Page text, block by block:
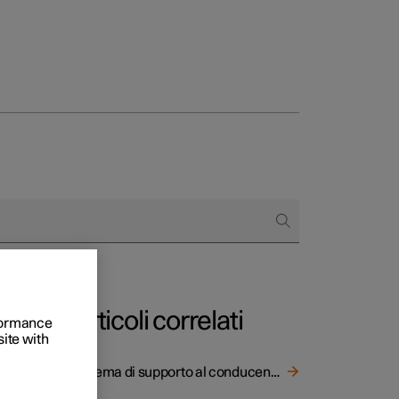
Articoli correlati
Sistema di supporto al conducente
with